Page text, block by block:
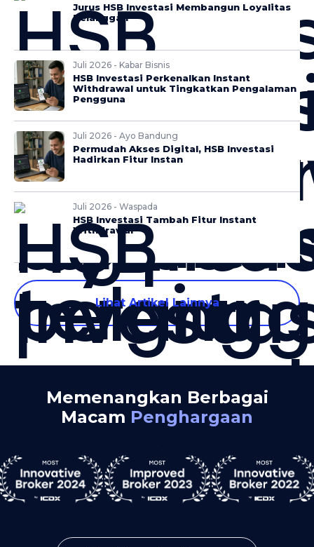
Jurus HSB Investasi Membangun Loyalitas
Pelanggan
Juli 2026 - Kabar Bisnis
HSB Investasi Perkenalkan Instant
Withdrawal untuk Tingkatkan Pengalaman
Pengguna
Juli 2026 - Ayo Bandung
Permudah Akses Digital, HSB Investasi
Hadirkan Fitur Instan
Juli 2026 - Waspada
HSB Investasi Tambah Fitur Instant
Withdrawal
Lihat Artikel Lainnya
Memenangkan Berbagai
Macam Penghargaan